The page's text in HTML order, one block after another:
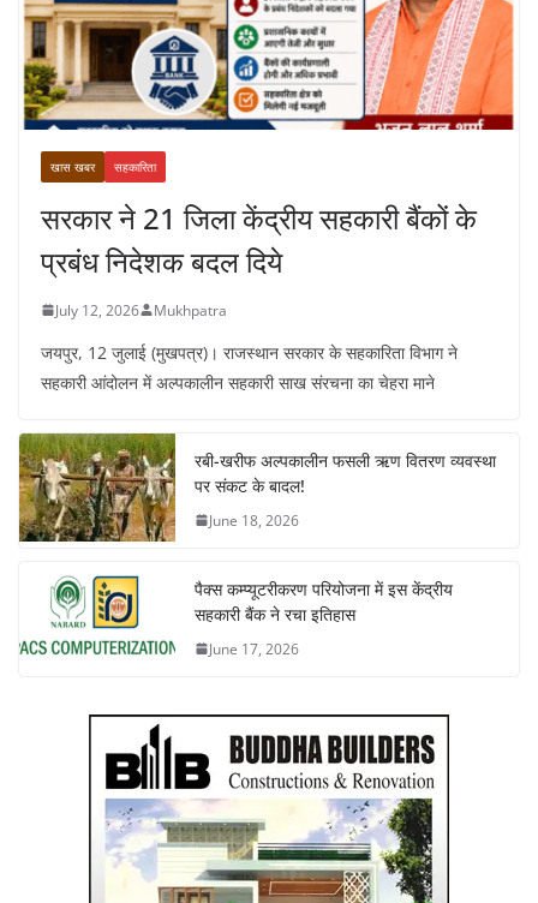
खास खबर सहकारिता
सरकार ने 21 जिला केंद्रीय सहकारी बैंकों के
प्रबंध निदेशक बदल दिये
July 12, 2026 Mukhpatra
जयपुर, 12 जुलाई (मुखपत्र)। राजस्थान सरकार के सहकारिता विभाग ने
सहकारी आंदोलन में अल्पकालीन सहकारी साख संरचना का चेहरा माने
रबी-खरीफ अल्पकालीन फसली ऋण वितरण व्यवस्था
पर संकट के बादल!
June 18, 2026
पैक्स कम्प्यूटरीकरण परियोजना में इस केंद्रीय
सहकारी बैंक ने रचा इतिहास
June 17, 2026